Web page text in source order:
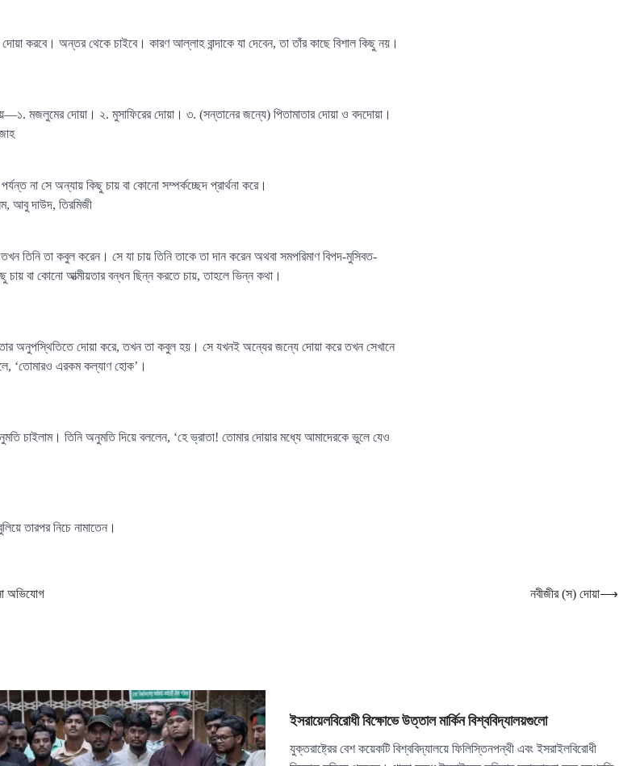
করবে। অন্তর থেকে চাইবে। কারণ আল্লাহ বান্দাকে যা দেবেন, তা তাঁর কাছে বিশাল কিছু নয়।
মজলুমের দোয়া। ২. মুসাফিরের দোয়া। ৩. (সন্তানের জন্যে) পিতামাতার দোয়া ও বদদোয়া।
না সে অন্যায় কিছু চায় বা কোনো সম্পর্কচ্ছেদ প্রার্থনা করে।
আবু দাউদ, তিরমিজী
তিনি তা কবুল করেন। সে যা চায় তিনি তাকে তা দান করেন অথবা সমপরিমাণ বিপদ-মুসিবত-
বা কোনো আত্মীয়তার বন্ধন ছিন্ন করতে চায়, তাহলে ভিন্ন কথা।
অনুপস্থিতিতে দোয়া করে, তখন তা কবুল হয়। সে যখনই অন্যের জন্যে দোয়া করে তখন সেখানে
‘তোমারও এরকম কল্যাণ হোক’।
চাইলাম। তিনি অনুমতি দিয়ে বললেন, ‘হে ভ্রাতা! তোমার দোয়ার মধ্যে আমাদেরকে ভুলে যেও
তারপর নিচে নামাতেন।
অভিযোগ নবীজীর (স) দোয়া⟶
ইসরায়েলবিরোধী বিক্ষোভে উত্তাল মার্কিন বিশ্ববিদ্যালয়গুলো
যুক্তরাষ্ট্রের বেশ কয়েকটি বিশ্ববিদ্যালয়ে ফিলিস্তিনপন্থী এবং ইসরাইলবিরোধী